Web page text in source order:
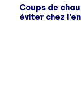
Coups de
éviter chez